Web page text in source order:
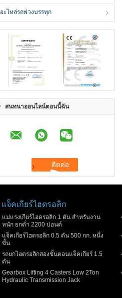
อะไหล่รถพ่วงบรรทุก
สนทนาออนไลน์ตอนนี้ฉัน
แจ็คเกียร์ไฮดรอลิก
แม่แรงเกียร์ไฮดรอลิก 1 ตัน สำหรับงาน
หนัก ยกต่ำ 2200 ปอนด์
แจ็คเกียร์ไฮดรอลิก 0.5 ตัน 500 กก. หนึ่ง
ขั้น
รถยกไฮดรอลิกสองขั้นตอนแจ็คเกียร์ 1.5
ตัน
Gearbox Lifting 4 Casters Low 2Ton
Hydraulic Transmission Jack